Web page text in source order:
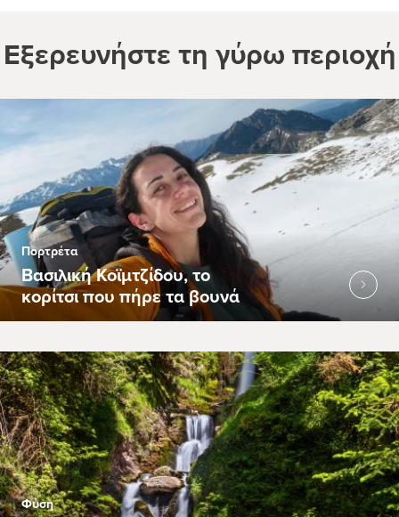
Εξερευνήστε τη γύρω περιοχή
Πορτρέτα
Βασιλική Κοϊμτζίδου, το
κορίτσι που πήρε τα βουνά
Φύση